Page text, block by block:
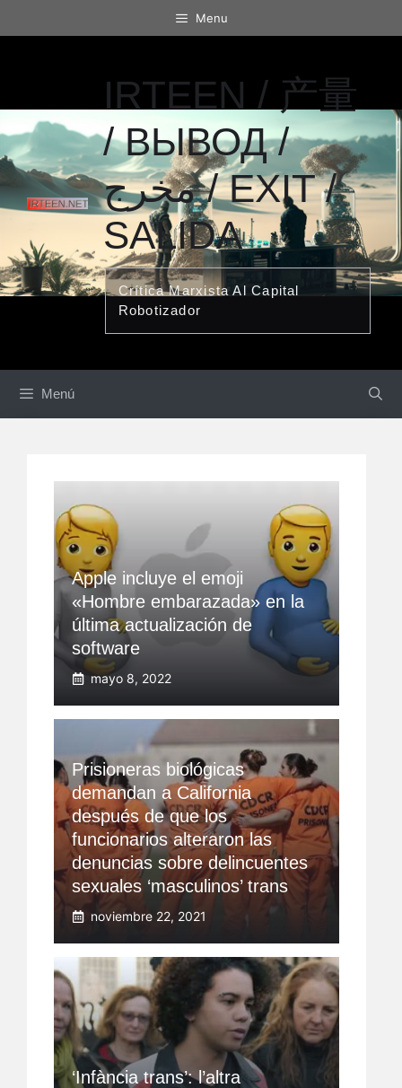
al
Menu
IRTEEN / 产量
/ ВЫВОД /
مخرج / EXIT /
SALIDA
Crítica Marxista Al Capital
Robotizador
Menú
Apple incluye el emoji
«Hombre embarazada» en la
última actualización de
software
mayo 8, 2022
Prisioneras biológicas
demandan a California
después de que los
funcionarios alteraron las
denuncias sobre delincuentes
sexuales ‘masculinos’ trans
noviembre 22, 2021
‘Infància trans’: l’altra